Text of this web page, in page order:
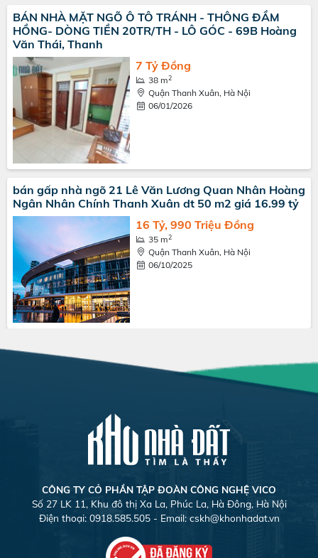
BÁN NHÀ MẶT NGÕ Ô TÔ TRÁNH - THÔNG ĐẦM
HỒNG- DÒNG TIỀN 20TR/TH - LÔ GÓC - 69B Hoàng
Văn Thái, Thanh
7 Tỷ Đồng
38 m2
Quận Thanh Xuân, Hà Nội
06/01/2026
bán gấp nhà ngõ 21 Lê Văn Lương Quan Nhân Hoàng
Ngân Nhân Chính Thanh Xuân dt 50 m2 giá 16.99 tỷ
16 Tỷ, 990 Triệu Đồng
35 m2
Quận Thanh Xuân, Hà Nội
06/10/2025
CÔNG TY CỎ PHẦN TẬP ĐOÀN CÔNG NGHỆ VICO
Số 27 LK 11, Khu đô thị Xa La, Phúc La, Hà Đông, Hà Nội
Điện thoại: 0918.585.505 - Email: cskh@khonhadat.vn